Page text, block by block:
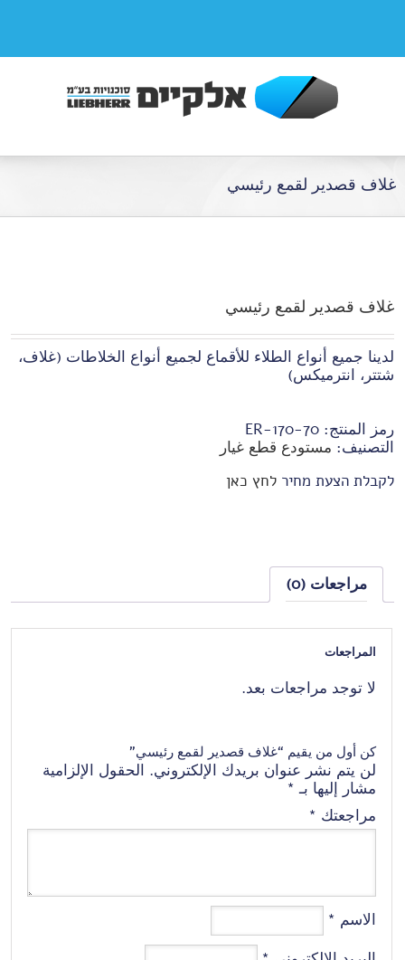
غلاف قصدير لقمع رئيسي
غلاف قصدير لقمع رئيسي
لدينا جميع أنواع الطلاء للأقماع لجميع أنواع الخلاطات (غلاف،
شتتر، انترميكس)
رمز المنتج: 70-ER-170
التصنيف: مستودع قطع غيار
לקבלת הצעת מחיר לחץ כאן
مراجعات (0)
المراجعات
لا توجد مراجعات بعد.
كن أول من يقيم “غلاف قصدير لقمع رئيسي”
لن يتم نشر عنوان بريدك الإلكتروني. الحقول الإلزامية
مشار إليها بـ *
مراجعتك *
الاسم *